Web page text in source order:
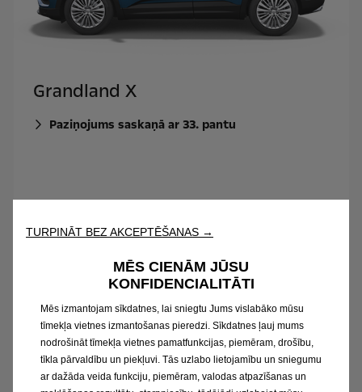
Grandland X
Paziņojums saskaņā ar 33. pantu
Insignia
TURPINĀT BEZ AKCEPTĒŠANAS →
MĒS CIENĀM JŪSU
KONFIDENCIALITĀTI
Mēs izmantojam sīkdatnes, lai sniegtu Jums vislabāko mūsu
tīmekļa vietnes izmantošanas pieredzi. Sīkdatnes ļauj mums
nodrošināt tīmekļa vietnes pamatfunkcijas, piemēram, drošību,
tīkla pārvaldību un piekļuvi. Tās uzlabo lietojamību un sniegumu
ar dažāda veida funkciju, piemēram, valodas atpazīšanas un